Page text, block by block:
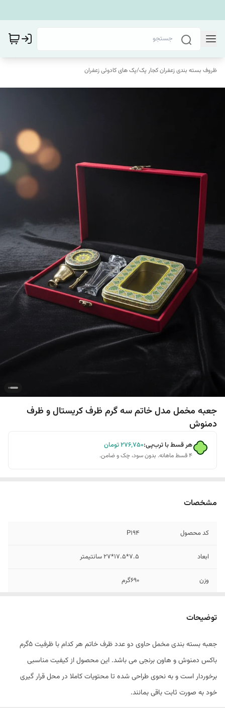
ظروف بسته بندی زعفران کجار پک/پک های کادوئی زعفران
جعبه مخمل مدل خاتم سه گرم ظرف کریستال و ظرف
دمنوش
هر قسط با ترب‌پی:۲۷۶٬۷۵۰تومان
۴ قسط ماهانه. بدون سود، چک و ضامن.
مشخصات
کد محصول P194
ابعاد 7.5*17.5*27 سانتیمتر
وزن 690گرم
توضیحات
جعبه بسته بندی مخمل حاوی دو عدد ظرف خاتم هر کدام با ظرفیت 5گرم
باکس دمنوش و هاون برنجی می باشد. این محصول از کیفیت مناسبی
برخوردار است و به نحوی طراحی شده تا محتویات کاملا در محل قرار گیری
خود به صورت ثابت باقی بمانند.